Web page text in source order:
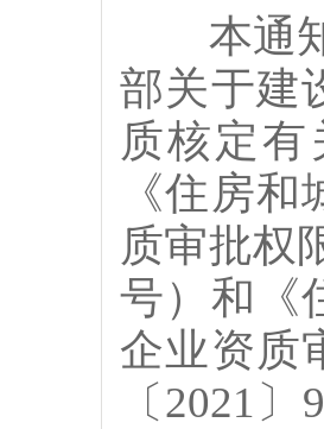
本通知
部关于建
质核定
《住房
质审批权
号）和《
企业资质
〔2021